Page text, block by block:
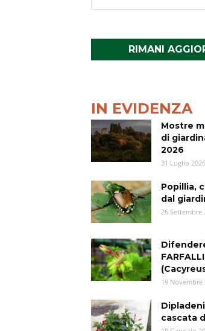
RIMANI
IN EVIDENZA
Mostre
di
2026
31 Luglio 2026
Popillia,
dal
26 Settembre
19 Novembre
cascata